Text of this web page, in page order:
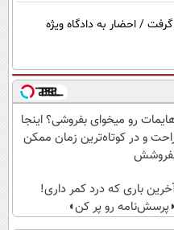
/ احضار به دادگاه ویژه
رو میخوای بفروشی؟ اینجا
و در کوتاه‌ترین زمان ممکن
باری که درد کمر داری!
◗پرسش‌نامه رو پر کن◖